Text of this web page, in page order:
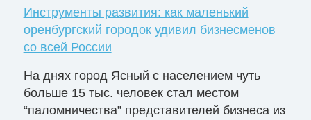
Инструменты развития: как маленький
оренбургский городок удивил бизнесменов
со всей России
На днях город Ясный с населением чуть
больше 15 тыс. человек стал местом
“паломничества” представителей бизнеса из